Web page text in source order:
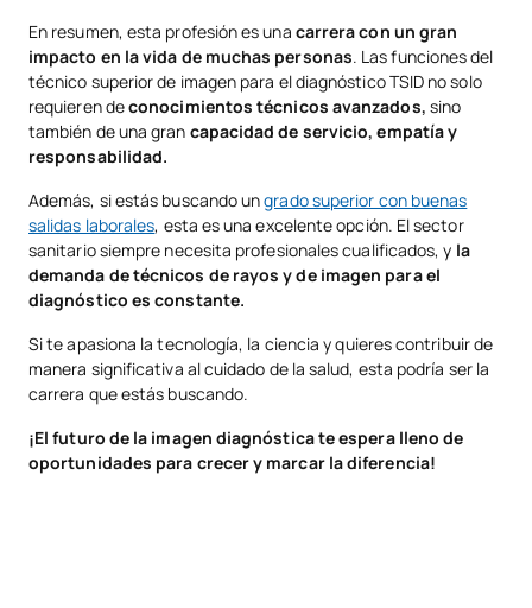
En resumen, esta profesión es una carrera con un gran
impacto en la vida de muchas personas. Las funciones del
técnico superior de imagen para el diagnóstico TSID no solo
requieren deconocimientos técnicos avanzados, sino
también de una gran capacidad de servicio, empatía y
responsabilidad.
Además, si estás buscando ungrado superior con buenas
salidas laborales, esta es una excelente opción. El sector
sanitario siempre necesita profesionales cualificados, y la
demanda de técnicos de rayos y de imagen para el
diagnóstico es constante.
Si te apasiona la tecnología, la ciencia y quieres contribuir de
manera significativa al cuidado de la salud, esta podría ser la
carrera que estás buscando.
¡El futuro de la imagen diagnóstica te espera lleno de
oportunidades para crecer y marcar la diferencia!